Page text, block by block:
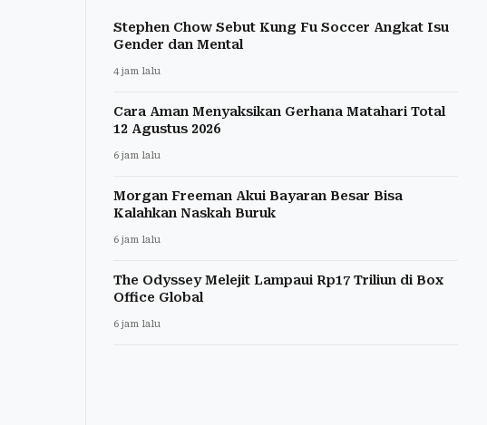
Stephen Chow Sebut Kung Fu Soccer Angkat Isu
Gender dan Mental
4 jam lalu
Cara Aman Menyaksikan Gerhana Matahari Total
12 Agustus 2026
6 jam lalu
Morgan Freeman Akui Bayaran Besar Bisa
Kalahkan Naskah Buruk
6 jam lalu
The Odyssey Melejit Lampaui Rp17 Triliun di Box
Office Global
6 jam lalu